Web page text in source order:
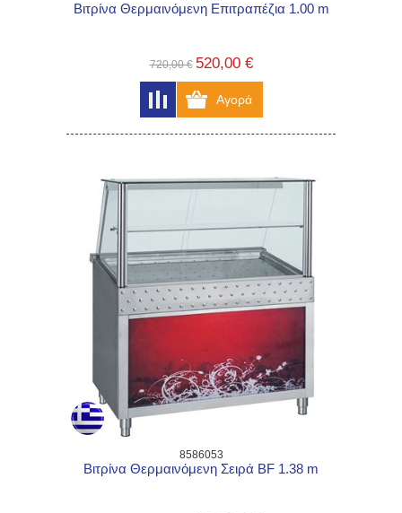
Βιτρίνα Θερμαινόμενη Επιτραπέζια 1.00 m
720,00 € 520,00 €
8586053
Βιτρίνα Θερμαινόμενη Σειρά BF 1.38 m